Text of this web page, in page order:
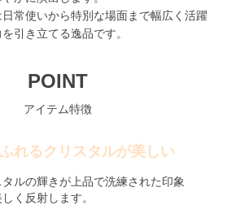
常使いから特別な場面まで幅広く活躍
引き立てる逸品です。
POINT
アイテム特徴
れるクリスタルが美しい
ルの輝きが上品で洗練された印象
く反射します。